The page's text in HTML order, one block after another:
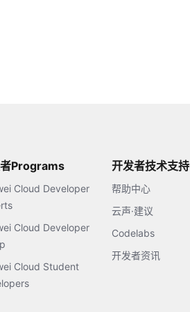
Programs
Cloud Developer
Cloud Developer
Cloud Student
开发者技术支持
帮助中心
云声·建议
Codelabs
开发者资讯